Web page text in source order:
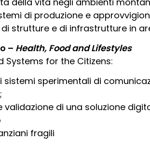
di produzione e
strutture e di infrastrutture in
– Health, Food and Lifestyles
Systems for the Citizens:
sistemi sperimentali di
validazione di una soluzione
fragili